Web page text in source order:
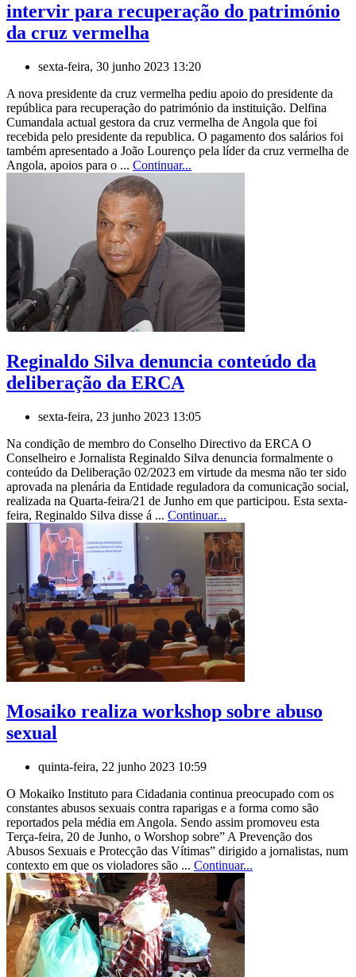
intervir para recuperação do património
da cruz vermelha
sexta-feira, 30 junho 2023 13:20
A nova presidente da cruz vermelha pediu apoio do presidente da
república para recuperação do património da instituição. Delfina
Cumandala actual gestora da cruz vermelha de Angola que foi
recebida pelo presidente da republica. O pagamento dos salários foi
também apresentado a João Lourenço pela líder da cruz vermelha de
Angola, apoios para o ... Continuar...
Reginaldo Silva denuncia conteúdo da
deliberação da ERCA
sexta-feira, 23 junho 2023 13:05
Na condição de membro do Conselho Directivo da ERCA O
Conselheiro e Jornalista Reginaldo Silva denuncia formalmente o
conteúdo da Deliberação 02/2023 em virtude da mesma não ter sido
aprovada na plenária da Entidade reguladora da comunicação social,
realizada na Quarta-feira/21 de Junho em que participou. Esta sexta-
feira, Reginaldo Silva disse á ... Continuar...
Mosaiko realiza workshop sobre abuso
sexual
quinta-feira, 22 junho 2023 10:59
O Mokaiko Instituto para Cidadania continua preocupado com os
constantes abusos sexuais contra raparigas e a forma como são
reportados pela média em Angola. Sendo assim promoveu esta
Terça-feira, 20 de Junho, o Worshop sobre” A Prevenção dos
Abusos Sexuais e Protecção das Vítimas” dirigido a jornalistas, num
contexto em que os violadores são ... Continuar...